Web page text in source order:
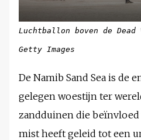
Luchtballon boven de
Getty Images
De Namib Sand Sea is de
gelegen woestijn ter
zandduinen die
mist heeft geleid tot een